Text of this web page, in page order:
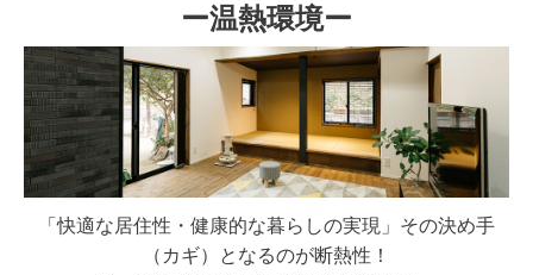
ー温熱環境ー
「快適な居住性・健康的な暮らしの実現」その決め手
（カギ）となるのが断熱性！